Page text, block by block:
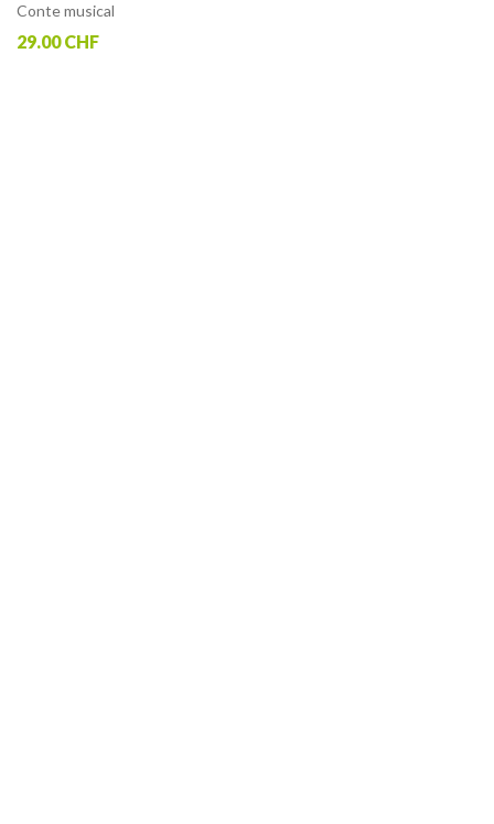
Conte musical
29.00 CHF